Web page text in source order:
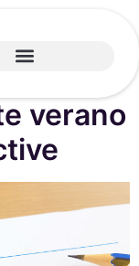
verano